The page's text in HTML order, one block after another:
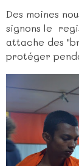
Des moines
signons le
attache des
protéger